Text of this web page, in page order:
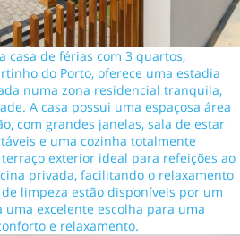
casa de férias com 3 quartos,
do Porto, oferece uma estadia
numa zona residencial tranquila,
A casa possui uma espaçosa área
com grandes janelas, sala de estar
e uma cozinha totalmente
exterior ideal para refeições ao
privada, facilitando o relaxamento
limpeza estão disponíveis por um
excelente escolha para uma
e relaxamento.